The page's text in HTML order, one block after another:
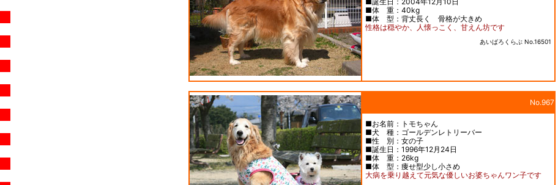
■体 重：40kg
■体 型：背丈長く 骨格が大きめ
性格は穏やか、人懐っこく、甘えん坊です
あいばろくらぶ No.16501
No.967
■お名前：トモちゃん
■犬 種：ゴールデンレトリーバー
■性 別：女の子
■誕生日：1996年12月24日
■体 重：26kg
■体 型：痩せ型少し小さめ
大病を乗り越えて元気な優しいお婆ちゃんワン子です